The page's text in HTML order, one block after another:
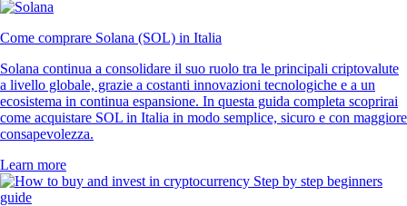
Come comprare Solana (SOL) in Italia
Solana continua a consolidare il suo ruolo tra le principali criptovalute
a livello globale, grazie a costanti innovazioni tecnologiche e a un
ecosistema in continua espansione. In questa guida completa scoprirai
come acquistare SOL in Italia in modo semplice, sicuro e con maggiore
consapevolezza.
Learn more